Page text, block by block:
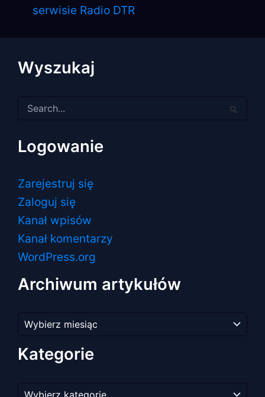
serwisie Radio DTR
Wyszukaj
dla:
Logowanie
Zarejestruj się
Zaloguj się
Kanał wpisów
Kanał komentarzy
WordPress.org
Archiwum artykułów
artykułów
Kategorie